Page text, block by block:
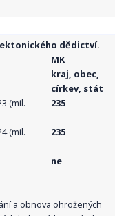
dědictví.
MK
kraj, obec,
církev, stát
(mil.
235
(mil.
235
ne
a obnova ohrožených